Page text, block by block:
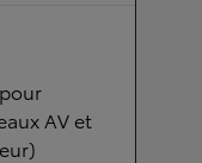
AV et